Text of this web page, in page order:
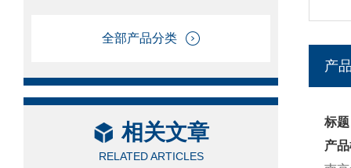
全部产品分类
相关文章
RELATED ARTICLES
产
标
产